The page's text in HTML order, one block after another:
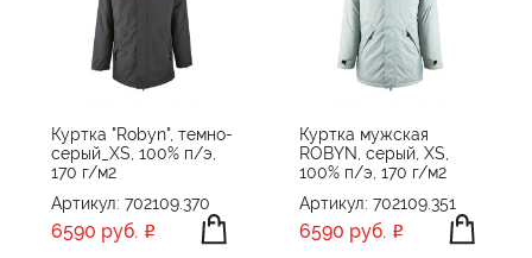
Куртка "Robyn", темно-
серый_XS, 100% п/э,
170 г/м2
Артикул: 702109.370
6590 руб.
Куртка мужская
ROBYN, серый, XS,
100% п/э, 170 г/м2
Артикул: 702109.351
6590 руб.